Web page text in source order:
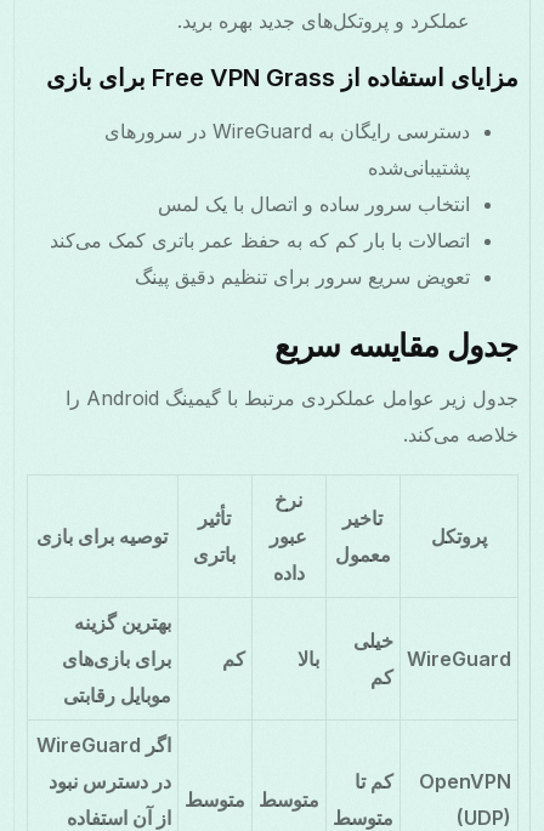
عملکرد و پروتکل‌های جدید بهره برید.
مزایای استفاده از Free VPN Grass برای بازی
دسترسی رایگان به WireGuard در سرورهای
پشتیبانی‌شده
انتخاب سرور ساده و اتصال با یک لمس
اتصالات با بار کم که به حفظ عمر باتری کمک می‌کند
تعویض سریع سرور برای تنظیم دقیق پینگ
جدول مقایسه سریع
جدول زیر عوامل عملکردی مرتبط با گیمینگ Android را
خلاصه می‌کند.
پروتکل
تاخیر
معمول
نرخ
عبور
داده
تأثیر
باتری
توصیه برای بازی
WireGuard
خیلی
کم
بالا کم
بهترین گزینه
برای بازی‌های
موبایل رقابتی
OpenVPN
(UDP)
کم تا
متوسط
متوسط متوسط
اگر WireGuard
در دسترس نبود
از آن استفاده